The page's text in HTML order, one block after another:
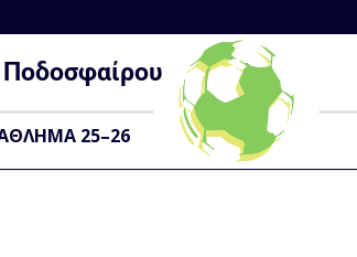
Ποδοσφαίρου
25–26